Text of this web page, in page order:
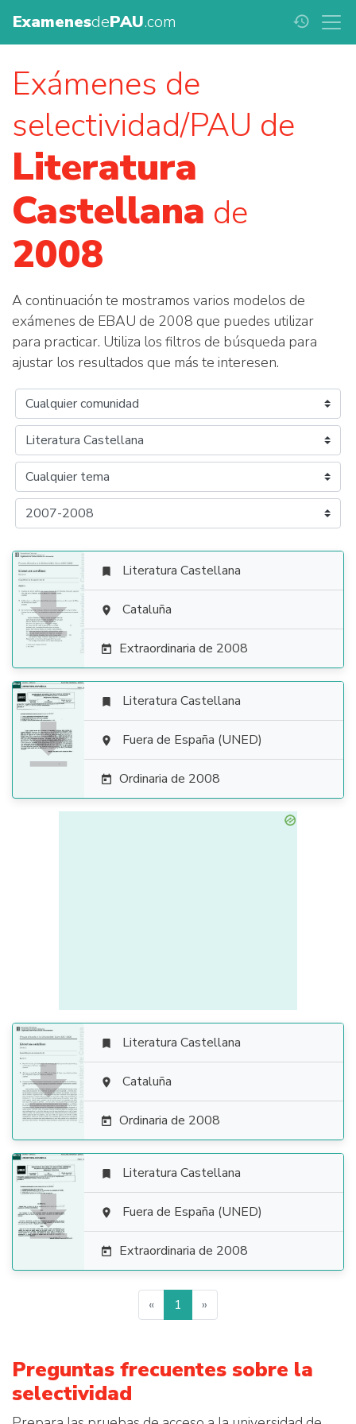
ExamenesdePAU.com history
Exámenes de
selectividad/PAU de
Literatura
Castellana de
2008
A continuación te mostramos varios modelos de
exámenes de EBAU de 2008 que puedes utilizar
para practicar. Utiliza los filtros de búsqueda para
ajustar los resultados que más te interesen.

 Literatura Castellana
 Cataluña
 Extraordinaria de 2008

 Literatura Castellana
 Fuera de España (UNED)
 Ordinaria de 2008

 Literatura Castellana
 Cataluña
 Ordinaria de 2008

 Literatura Castellana
 Fuera de España (UNED)
 Extraordinaria de 2008
« 1 »
Preguntas frecuentes sobre la
selectividad